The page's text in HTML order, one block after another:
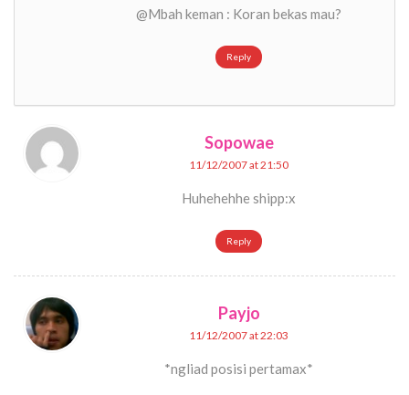
@Mbah keman : Koran bekas mau?
Reply
Sopowae
11/12/2007 at 21:50
Huhehehhe shipp:x
Reply
Payjo
11/12/2007 at 22:03
*ngliad posisi pertamax*